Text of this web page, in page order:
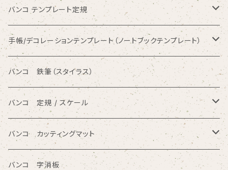
バンコ テンプレート定規
数字入りテンプレート定規
ひらがな入りテンプレート定規
アルファベット入りテンプレート定規
円/楕円/アール入りテンプレート定規
三角形/四角形/五角形/多角形入りテンプレート定規
手帳/デコレーションテンプレート（ノートブックテンプレート）
バンコ ノートブックテンプレート（カードサイズ）
バンコ ルーラースリム（定規型）
バンコ ノートブックテンプレート（はがきサイズ）
バンコ 鉄筆（スタイラス）
バンコ 定規 / スケール
方眼カッティング定規
直定規
バンコ カッティングマット
ポリエチレン系樹脂（PVC）
バンコ 字消板